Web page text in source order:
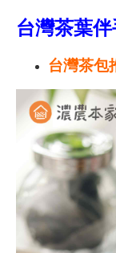
台灣茶葉
台灣茶包